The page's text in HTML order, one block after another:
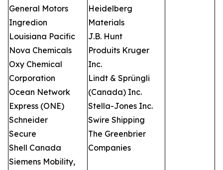
General Motors
Ingredion
Louisiana Pacific
Nova Chemicals
Oxy Chemical
Corporation
Ocean Network
Express (ONE)
Schneider
Secure
Shell Canada
Siemens Mobility,
Heidelberg
Materials
J.B. Hunt
Produits Kruger
Inc.
Lindt & Sprüngli
(Canada) Inc.
Stella-Jones Inc.
Swire Shipping
The Greenbrier
Companies